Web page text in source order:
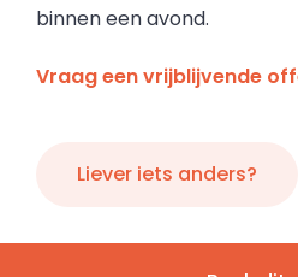
binnen een avond.
Vraag een vrijblijvende
Liever iets anders?